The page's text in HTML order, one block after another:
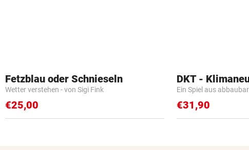
Fetzblau oder Schnieseln
Wetter verstehen - von Sigi Fink
€25,00
DKT -
Ein Spiel aus
€31,90